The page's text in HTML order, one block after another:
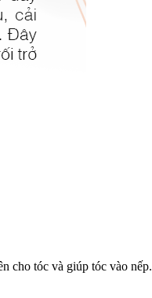
cho tóc và giúp tóc vào nếp.